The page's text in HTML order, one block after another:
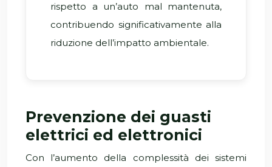
rispetto a un’auto mal mantenuta,
contribuendo significativamente alla
riduzione dell’impatto ambientale.
Prevenzione dei guasti
elettrici ed elettronici
Con l’aumento della complessità dei sistemi